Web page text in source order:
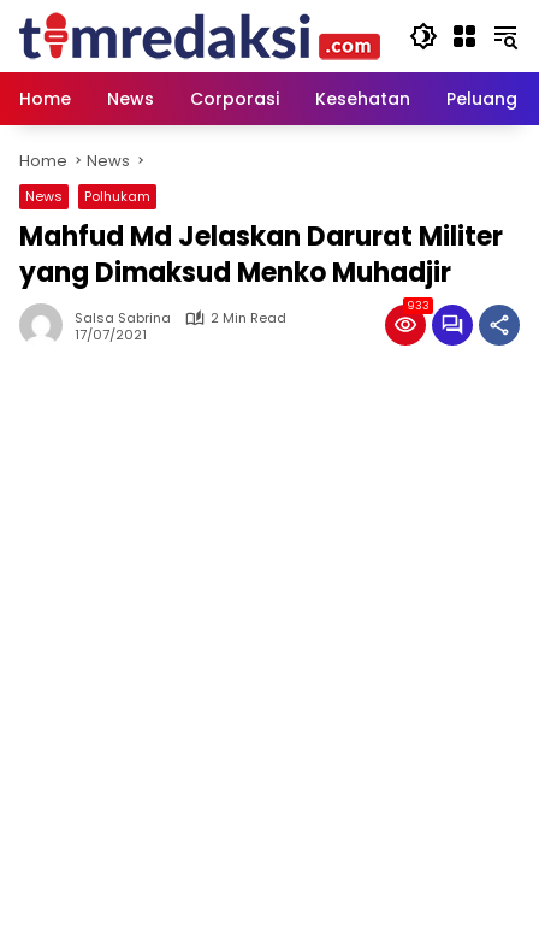
content
Home
News Corporasi Kesehatan Peluang
Home News
News Polhukam
Mahfud Md Jelaskan Darurat Militer
yang Dimaksud Menko Muhadjir
Salsa Sabrina
2 Min Read
17/07/2021
933